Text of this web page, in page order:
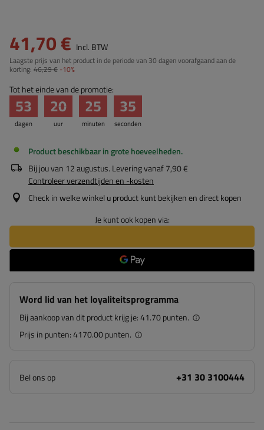
41,70 € Incl. BTW
Laagste prijs van het product in de periode van 30 dagen voorafgaand aan de
korting: 46,29 € -10%
Tot het einde van de promotie:
dagen
53
uur
20
minuten
25
seconden
35
Product beschikbaar in grote hoeveelheden
Bij jou van 12 augustus. Levering vanaf7,90 €
Controleer verzendtijden en -kosten
Check in welke winkel u product kunt bekijken en direct kopen
Je kunt ook kopen via:
Word lid van het loyaliteitsprogramma
Bij aankoop van dit product krijg je:41.70 punten.
Prijs in punten:4170.00 punten.
Bel ons op +31 30 3100444